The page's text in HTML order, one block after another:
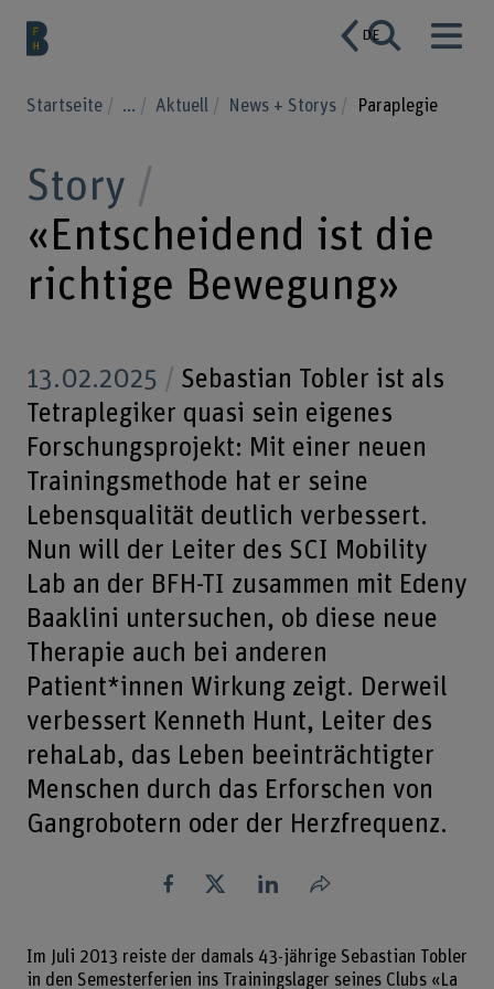
DE
Startseite ... Aktuell News + Storys Paraplegie
Story
«Entscheidend ist die
richtige Bewegung»
13.02.2025
Sebastian Tobler ist als
Tetraplegiker quasi sein eigenes
Forschungsprojekt: Mit einer neuen
Trainingsmethode hat er seine
Lebensqualität deutlich verbessert.
Nun will der Leiter des SCI Mobility
Lab an der BFH-TI zusammen mit Edeny
Baaklini untersuchen, ob diese neue
Therapie auch bei anderen
Patient*innen Wirkung zeigt. Derweil
verbessert Kenneth Hunt, Leiter des
rehaLab, das Leben beeinträchtigter
Menschen durch das Erforschen von
Gangrobotern oder der Herzfrequenz.
Teilen
Im Juli 2013 reiste der damals 43-jährige Sebastian Tobler
in den Semesterferien ins Trainingslager seines Clubs «La